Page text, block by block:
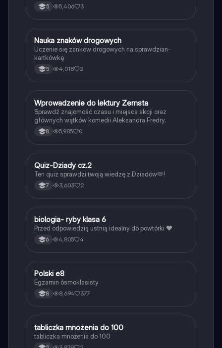
5 5,406 3
NTechnika
Nauka znaków drogowych
Uczenie się zanków drogowych na sprawdzian-
kartkówkę
5 4,018 2
WJęzyk polski
Wprowadzenie do lektury Zemsta
Sprawdź znajomość czasu i miejsca akcji oraz
głównych wątków komedii Aleksandra Fredry.
8 5,985 0
QJęzyk polski
Quiz-Dziady cz.2
Ten quiz sprawdzi twoją wiedzę z Dziadów🫶!
7 3,603 2
BBiologia
biologia- ryby klasa 6
Przed odpowiedzią ustnią idealny do powtórki ❤️
6 4,805 4
Język polski
Polski e8
Egzamin ósmoklasisty
8 8,694 377
TMatematyka
tabliczka mnożenia do 100
tabliczka mnożenia do 100